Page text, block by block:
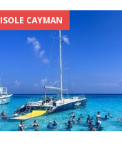
ISOLE CAYMAN